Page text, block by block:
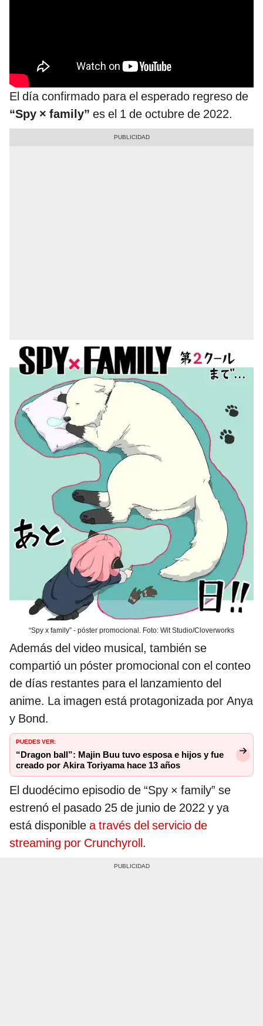
El día confirmado para el esperado regreso de
“Spy × family” es el 1 de octubre de 2022.
“Spy x family” - póster promocional. Foto: Wit Studio/Cloverworks
Además del video musical, también se
compartió un póster promocional con el conteo
de días restantes para el lanzamiento del
anime. La imagen está protagonizada por Anya
y Bond.
PUEDES VER:
“Dragon ball”: Majin Buu tuvo esposa e hijos y fue
creado por Akira Toriyama hace 13 años
El duodécimo episodio de “Spy × family” se
estrenó el pasado 25 de junio de 2022 y ya
está disponible a través del servicio de
streaming por Crunchyroll.